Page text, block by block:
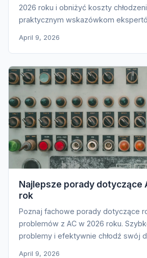
2026 roku i obniżyć koszty
praktycznym wskazówkom
April 9, 2026
Najlepsze porady dotyczące
rok
Poznaj fachowe porady dotyczące
problemów z AC w 2026 roku.
problemy i efektywnie chłodź swój
April 9, 2026